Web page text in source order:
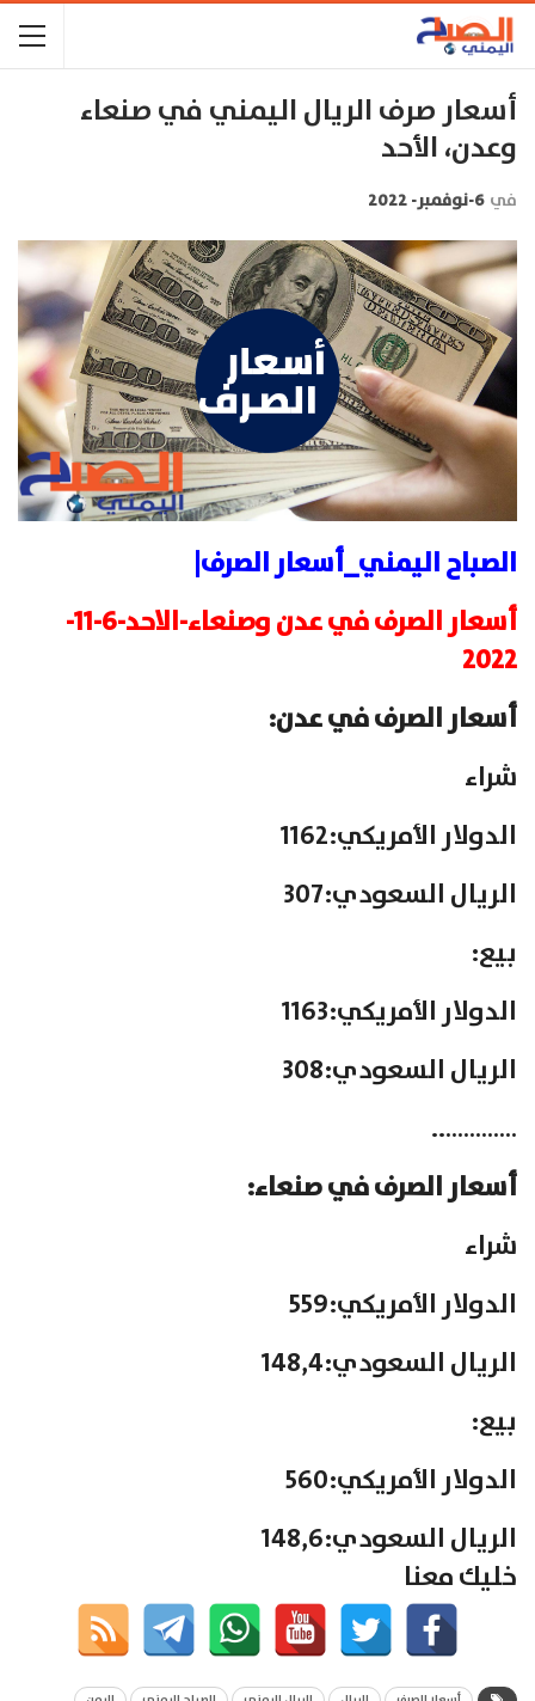
أسعار صرف الريال اليمني في صنعاء
وعدن، الأحد
في 6-نوفمبر- 2022
الصباح اليمني_أسعار الصرف|
أسعار الصرف في عدن وصنعاء-الاحد-6-11-
2022
أسعار الصرف في عدن:
شراء
الدولار الأمريكي:1162
الريال السعودي:307
بيع:
الدولار الأمريكي:1163
الريال السعودي:308
…………..
أسعار الصرف في صنعاء:
شراء
الدولار الأمريكي:559
الريال السعودي:148,4
بيع:
الدولار الأمريكي:560
الريال السعودي:148,6
خليك معنا